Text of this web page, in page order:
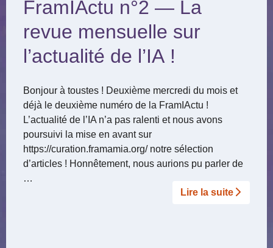
FramIActu n°2 — La
revue mensuelle sur
l’actualité de l’IA !
Bonjour à toustes ! Deuxième mercredi du mois et
déjà le deuxième numéro de la FramIActu !
L’actualité de l’IA n’a pas ralenti et nous avons
poursuivi la mise en avant sur
https://curation.framamia.org/ notre sélection
d’articles ! Honnêtement, nous aurions pu parler de
…
Lire la suite­­